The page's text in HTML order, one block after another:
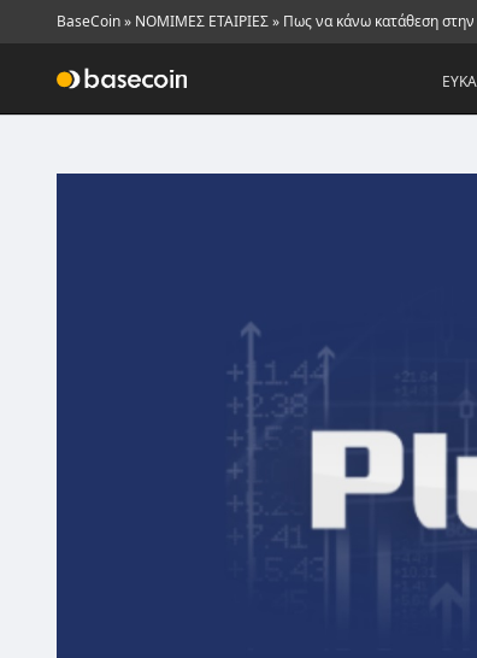
BaseCoin» ΝΟΜΙΜΕΣ ΕΤΑΙΡΙΕΣ» Πως να κάνω κατάθεση στην